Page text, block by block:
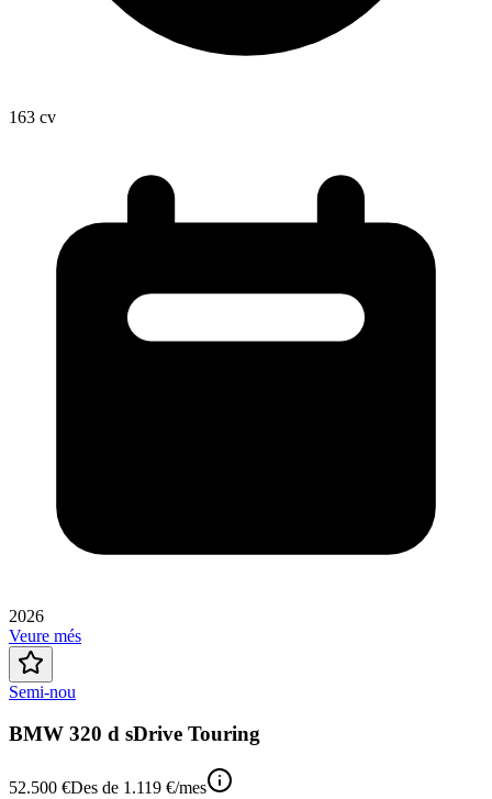
163 cv
2026
Veure més
Semi-nou
BMW 320 d sDrive Touring
52.500 €Des de 1.119 €/mes